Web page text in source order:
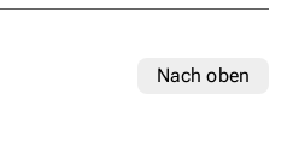
Nach oben